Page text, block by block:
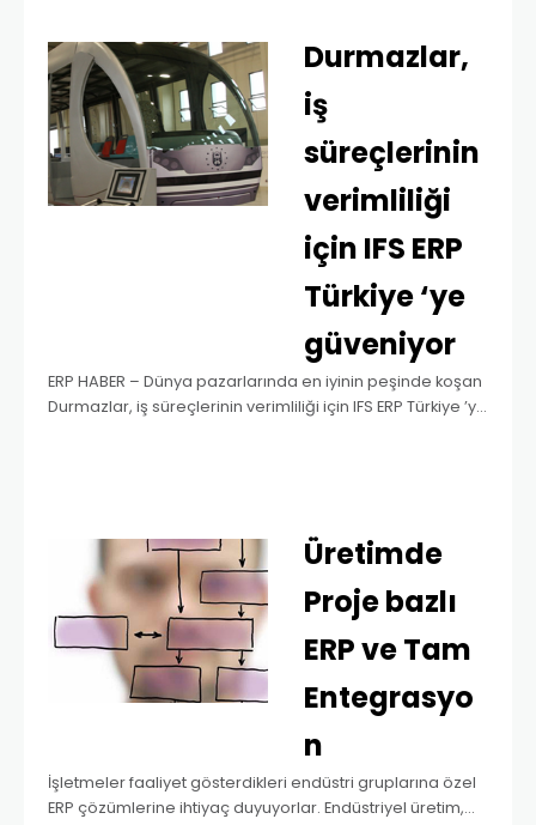
Durmazlar,
iş
süreçlerinin
verimliliği
için IFS ERP
Türkiye ‘ye
güveniyor
ERP HABER – Dünya pazarlarında en iyinin peşinde koşan
Durmazlar, iş süreçlerinin verimliliği için IFS ERP Türkiye ’ye
Üretimde
Proje bazlı
ERP ve Tam
Entegrasyo
n
İşletmeler faaliyet gösterdikleri endüstri gruplarına özel
ERP çözümlerine ihtiyaç duyuyorlar. Endüstriyel üretim,